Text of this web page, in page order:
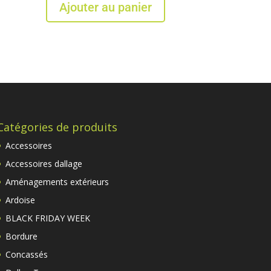
Ajouter au panier
de produits
Accessoires
Accessoires dallage
Aménagements extérieurs
Ardoise
BLACK FRIDAY WEEK
Bordure
Concassés